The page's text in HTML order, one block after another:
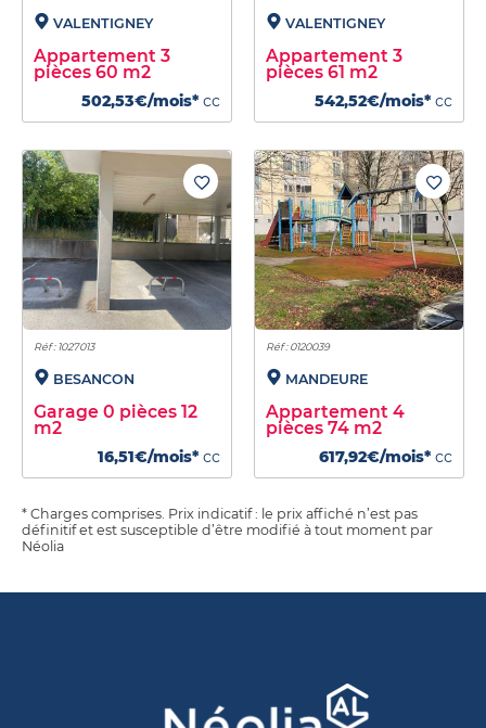
VALENTIGNEY
Appartement 3
pièces 60 m2
502,53€/mois* cc
VALENTIGNEY
Appartement 3
pièces 61 m2
542,52€/mois* cc
Réf : 1027013
BESANCON
Garage 0 pièces 12
m2
16,51€/mois* cc
Réf : 0120039
MANDEURE
Appartement 4
pièces 74 m2
617,92€/mois* cc
* Charges comprises. Prix indicatif : le prix affiché n’est pas
définitif et est susceptible d’être modifié à tout moment par
Néolia